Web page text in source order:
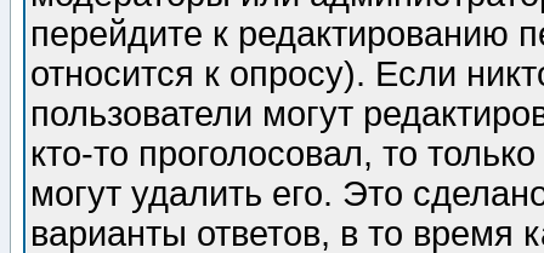
перейдите к редактированию
относится к опросу). Если
пользователи могут
кто-то проголосовал, то
могут удалить его. Это
варианты ответов, в то время